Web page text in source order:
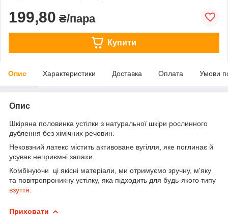
199,80 ₴/пара
Купити
Опис Характеристики Доставка Оплата Умови
Опис
Шкіряна половинка устілки з натуральної шкіри рослинного
дублення без хімічних речовин.
Нековзний латекс містить активоване вугілля, яке поглинає й
усуває неприємні запахи.
Комбінуючи ці якісні матеріали, ми отримуємо зручну, м'яку
та повітропроникну устілку, яка підходить для будь-якого типу
взуття
Приховати